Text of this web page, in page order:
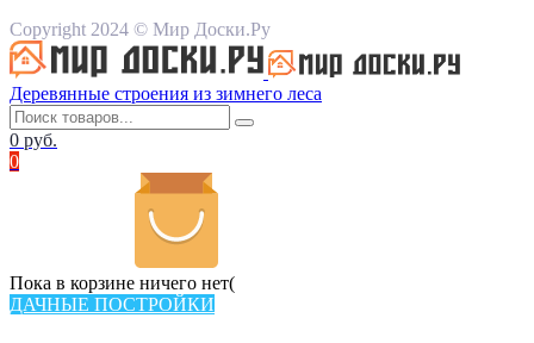
Copyright 2024 © Мир Доски.Ру
Деревянные строения из зимнего леса
0 руб.
0
Пока в корзине ничего нет(
ДАЧНЫЕ ПОСТРОЙКИ